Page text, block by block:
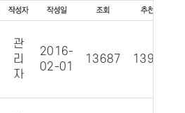
관
리
자
2016-
02-01
13687 1393